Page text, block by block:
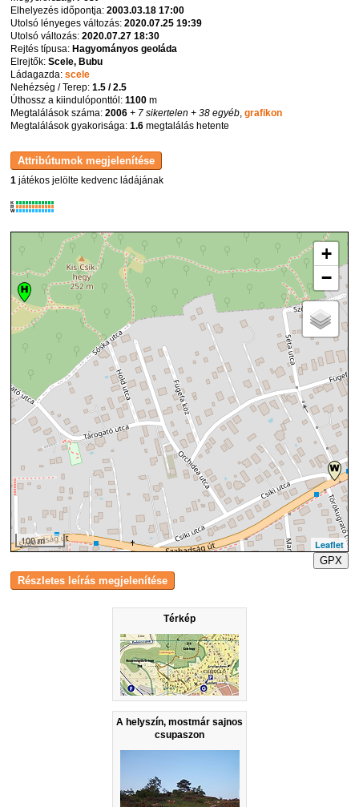
Térkép
A helyszín, mostmár sajnos
csupaszon
Elhelyezés időpontja:2003.03.18 17:00
Utolsó lényeges változás:2020.07.25 19:39
Utolsó változás:2020.07.27 18:30
Rejtés típusa: Hagyományos geoláda
Elrejtők:Scele, Bubu
Ládagazda:scele
Nehézség / Terep:1.5 / 2.5
Úthossz a kiindulóponttól:1100 m
Megtalálások száma:2006 + 7 sikertelen + 38 egyéb,grafikon
Megtalálások gyakorisága:1.6 megtalálás hetente
1 játékos jelölte kedvenc ládájának
K
R
W
+
−
100 m
Leaflet
GPX